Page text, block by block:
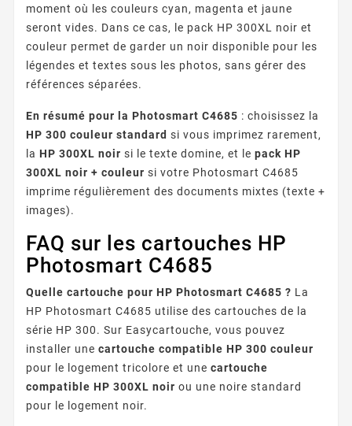
moment où les couleurs cyan, magenta et jaune
seront vides. Dans ce cas, le pack HP 300XL noir et
couleur permet de garder un noir disponible pour les
légendes et textes sous les photos, sans gérer des
références séparées.
En résumé pour la Photosmart C4685 : choisissez la
HP 300 couleur standard si vous imprimez rarement,
la HP 300XL noir si le texte domine, et le pack HP
300XL noir + couleur si votre Photosmart C4685
imprime régulièrement des documents mixtes (texte +
images).
FAQ sur les cartouches HP
Photosmart C4685
Quelle cartouche pour HP Photosmart C4685 ? La
HP Photosmart C4685 utilise des cartouches de la
série HP 300. Sur Easycartouche, vous pouvez
installer une cartouche compatible HP 300 couleur
pour le logement tricolore et une cartouche
compatible HP 300XL noir ou une noire standard
pour le logement noir.